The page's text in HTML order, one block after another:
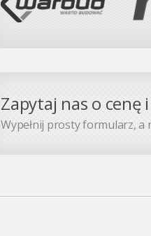
Zapytaj nas o cenę
Wypełnij prosty formularz,